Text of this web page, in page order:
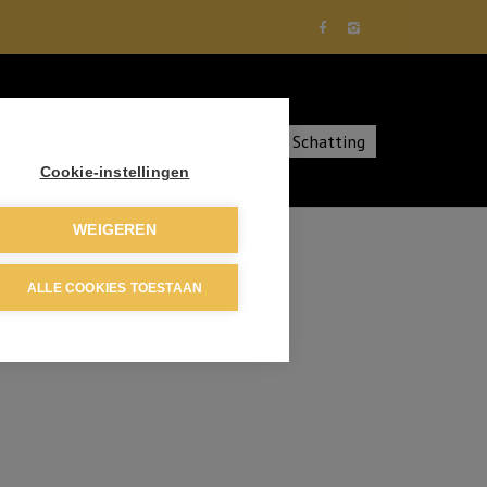
Schatting
Cookie-instellingen
WEIGEREN
ALLE COOKIES TOESTAAN